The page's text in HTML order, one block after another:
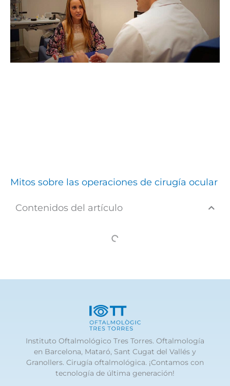
Mitos sobre las operaciones de cirugía ocular
Contenidos del artículo
Instituto Oftalmológico Tres Torres. Oftalmología
en Barcelona, Mataró, Sant Cugat del Vallés y
Granollers. Cirugía oftalmológica. ¡Contamos con
tecnología de última generación!